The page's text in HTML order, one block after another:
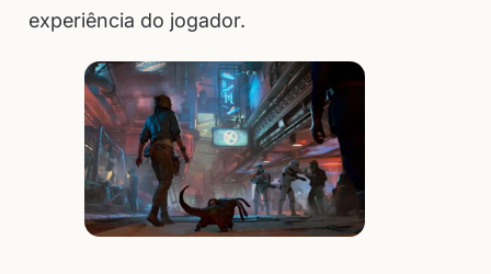
experiência do jogador.